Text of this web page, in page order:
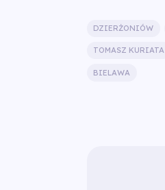
DZIERŻONIÓW
TOMASZ KURIATA
BIELAWA